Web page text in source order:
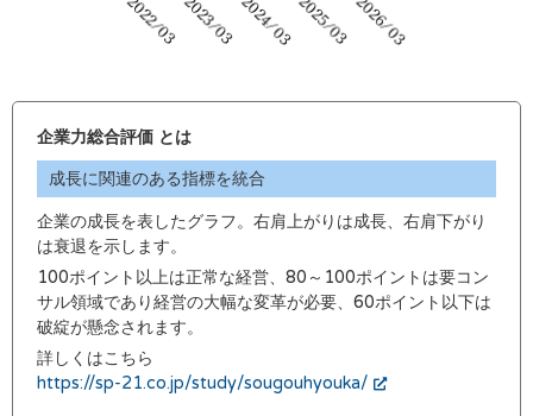
企業力総合評価 とは
成長に関連のある指標を統合
企業の成長を表したグラフ。右肩上がりは成長、右肩下がり
は衰退を示します。
100ポイント以上は正常な経営、80～100ポイントは要コン
サル領域であり経営の大幅な変革が必要、60ポイント以下は
破綻が懸念されます。
詳しくはこちら
https://sp-21.co.jp/study/sougouhyouka/